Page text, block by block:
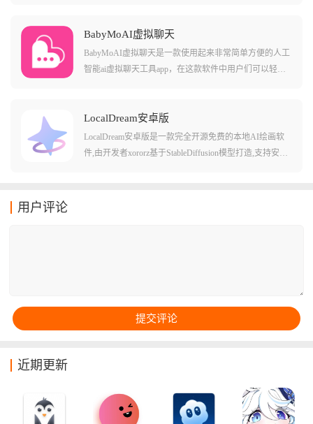
能精准捕捉每一分钱的去向，并自动整理成高颜值的图
表，让理财变得像刷社交媒体一样轻松有趣。
BabyMoAI虚拟聊天
BabyMoAI虚拟聊天是一款使用起来非常简单方便的人工
智能ai虚拟聊天工具app，在这款软件中用户们可以轻松
其中不少的工具都是比较有意思的，而且还有不少数字
化的交流体验和用法，可以让用户们感觉非常贴心的使
用方法和场景哦!
LocalDream安卓版
LocalDream安卓版是一款完全开源免费的本地AI绘画软
件,由开发者xororz基于StableDiffusion模型打造,支持安卓
用户评论
近期更新